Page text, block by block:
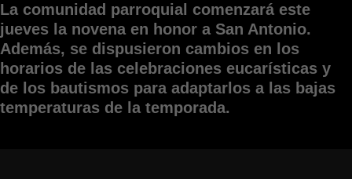
La comunidad parroquial comenzará este
jueves la novena en honor a San Antonio.
Además, se dispusieron cambios en los
horarios de las celebraciones eucarísticas y
de los bautismos para adaptarlos a las bajas
temperaturas de la temporada.